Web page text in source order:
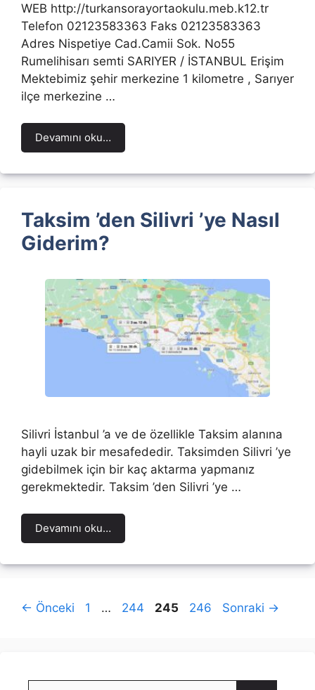
WEB http://turkansorayortaokulu.meb.k12.tr
Telefon 02123583363 Faks 02123583363
Adres Nispetiye Cad.Camii Sok. No55
Rumelihisarı semti SARIYER / İSTANBUL Erişim
Mektebimiz şehir merkezine 1 kilometre , Sarıyer
ilçe merkezine …
Devamını oku…
Taksim ’den Silivri ’ye Nasıl
Giderim?
Silivri İstanbul ’a ve de özellikle Taksim alanına
hayli uzak bir mesafededir. Taksimden Silivri ’ye
gidebilmek için bir kaç aktarma yapmanız
gerekmektedir. Taksim ’den Silivri ’ye …
Devamını oku…
← Önceki Sayfa
1 … Sayfa
244 Sayfa
245 Sayfa
246 Sonraki →